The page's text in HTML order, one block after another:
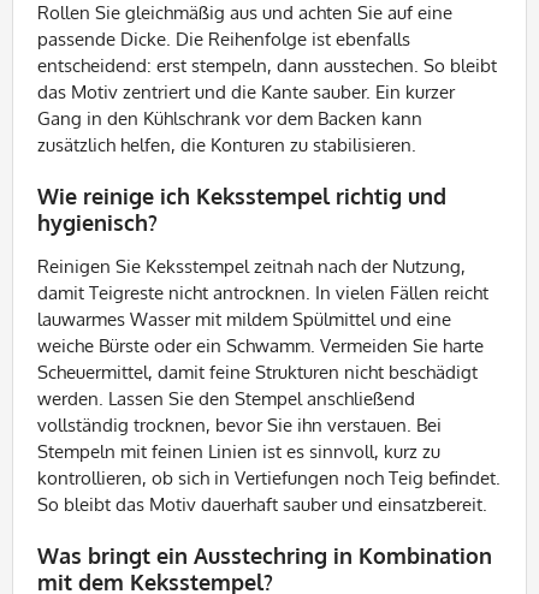
Rollen Sie gleichmäßig aus und achten Sie auf eine
passende Dicke. Die Reihenfolge ist ebenfalls
entscheidend: erst stempeln, dann ausstechen. So bleibt
das Motiv zentriert und die Kante sauber. Ein kurzer
Gang in den Kühlschrank vor dem Backen kann
zusätzlich helfen, die Konturen zu stabilisieren.
Wie reinige ich Keksstempel richtig und
hygienisch?
Reinigen Sie Keksstempel zeitnah nach der Nutzung,
damit Teigreste nicht antrocknen. In vielen Fällen reicht
lauwarmes Wasser mit mildem Spülmittel und eine
weiche Bürste oder ein Schwamm. Vermeiden Sie harte
Scheuermittel, damit feine Strukturen nicht beschädigt
werden. Lassen Sie den Stempel anschließend
vollständig trocknen, bevor Sie ihn verstauen. Bei
Stempeln mit feinen Linien ist es sinnvoll, kurz zu
kontrollieren, ob sich in Vertiefungen noch Teig befindet.
So bleibt das Motiv dauerhaft sauber und einsatzbereit.
Was bringt ein Ausstechring in Kombination
mit dem Keksstempel?